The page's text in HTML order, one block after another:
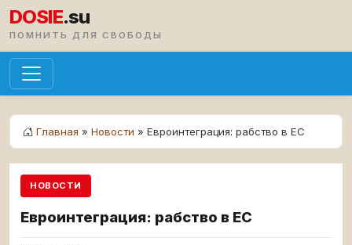
DOSIE.su
ПОМНИТЬ ДЛЯ СВОБОДЫ
Главная » Новости » Евроинтеграция: рабство в ЕС
НОВОСТИ
Евроинтеграция: рабство в ЕС